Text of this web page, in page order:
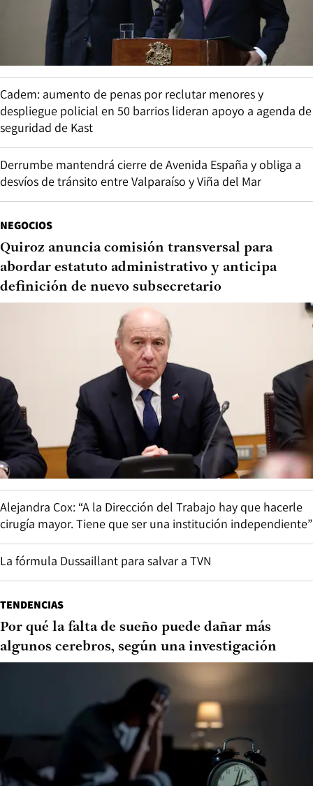
Cadem: aumento de penas por reclutar menores y
despliegue policial en 50 barrios lideran apoyo a agenda de
seguridad de Kast
Derrumbe mantendrá cierre de Avenida España y obliga a
desvíos de tránsito entre Valparaíso y Viña del Mar
NEGOCIOS
Quiroz anuncia comisión transversal para
abordar estatuto administrativo y anticipa
definición de nuevo subsecretario
Alejandra Cox: “A la Dirección del Trabajo hay que hacerle
cirugía mayor. Tiene que ser una institución independiente”
La fórmula Dussaillant para salvar a TVN
TENDENCIAS
Por qué la falta de sueño puede dañar más
algunos cerebros, según una investigación